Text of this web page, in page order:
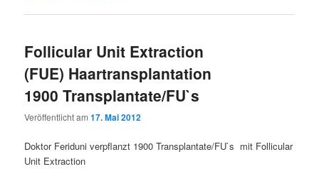
Follicular Unit Extraction
(FUE) Haartransplantation
1900 Transplantate/FU`s
Veröffentlicht am17. Mai 2012
Doktor Feriduni verpflanzt 1900 Transplantate/FU`s mit Follicular
Unit Extraction